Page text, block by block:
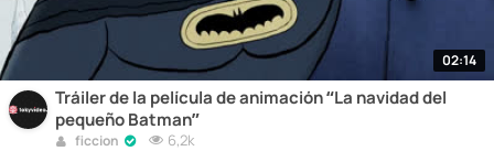
02:14
Tráiler de la película de animación “La navidad del
pequeño Batman”
ficcion 6,2k